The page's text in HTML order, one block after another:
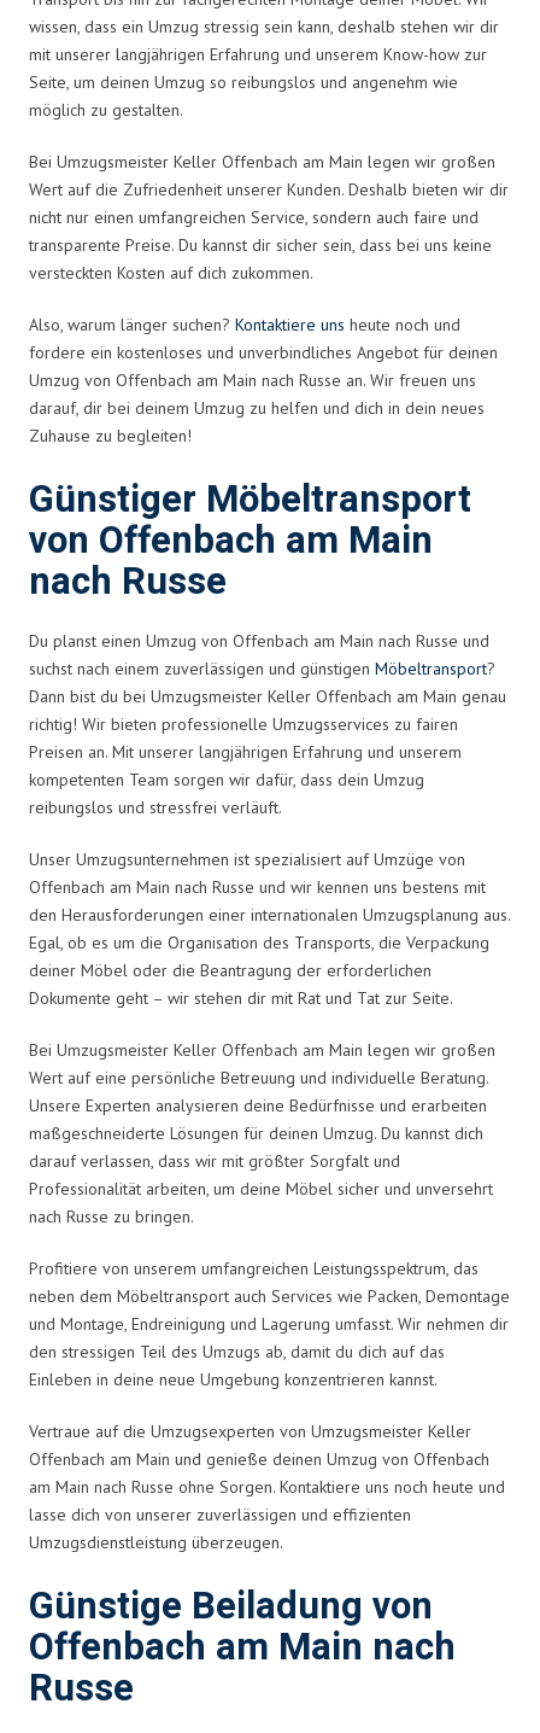
wissen, dass ein Umzug stressig sein kann, deshalb stehen wir dir
mit unserer langjährigen Erfahrung und unserem Know-how zur
Seite, um deinen Umzug so reibungslos und angenehm wie
möglich zu gestalten.
Bei Umzugsmeister Keller Offenbach am Main legen wir großen
Wert auf die Zufriedenheit unserer Kunden. Deshalb bieten wir dir
nicht nur einen umfangreichen Service, sondern auch faire und
transparente Preise. Du kannst dir sicher sein, dass bei uns keine
versteckten Kosten auf dich zukommen.
Also, warum länger suchen? Kontaktiere uns heute noch und
fordere ein kostenloses und unverbindliches Angebot für deinen
Umzug von Offenbach am Main nach Russe an. Wir freuen uns
darauf, dir bei deinem Umzug zu helfen und dich in dein neues
Zuhause zu begleiten!
Günstiger Möbeltransport
von Offenbach am Main
nach Russe
Du planst einen Umzug von Offenbach am Main nach Russe und
suchst nach einem zuverlässigen und günstigen Möbeltransport?
Dann bist du bei Umzugsmeister Keller Offenbach am Main genau
richtig! Wir bieten professionelle Umzugsservices zu fairen
Preisen an. Mit unserer langjährigen Erfahrung und unserem
kompetenten Team sorgen wir dafür, dass dein Umzug
reibungslos und stressfrei verläuft.
Unser Umzugsunternehmen ist spezialisiert auf Umzüge von
Offenbach am Main nach Russe und wir kennen uns bestens mit
den Herausforderungen einer internationalen Umzugsplanung aus.
Egal, ob es um die Organisation des Transports, die Verpackung
deiner Möbel oder die Beantragung der erforderlichen
Dokumente geht – wir stehen dir mit Rat und Tat zur Seite.
Bei Umzugsmeister Keller Offenbach am Main legen wir großen
Wert auf eine persönliche Betreuung und individuelle Beratung.
Unsere Experten analysieren deine Bedürfnisse und erarbeiten
maßgeschneiderte Lösungen für deinen Umzug. Du kannst dich
darauf verlassen, dass wir mit größter Sorgfalt und
Professionalität arbeiten, um deine Möbel sicher und unversehrt
nach Russe zu bringen.
Profitiere von unserem umfangreichen Leistungsspektrum, das
neben dem Möbeltransport auch Services wie Packen, Demontage
und Montage, Endreinigung und Lagerung umfasst. Wir nehmen dir
den stressigen Teil des Umzugs ab, damit du dich auf das
Einleben in deine neue Umgebung konzentrieren kannst.
Vertraue auf die Umzugsexperten von Umzugsmeister Keller
Offenbach am Main und genieße deinen Umzug von Offenbach
am Main nach Russe ohne Sorgen. Kontaktiere uns noch heute und
lasse dich von unserer zuverlässigen und effizienten
Umzugsdienstleistung überzeugen.
Günstige Beiladung von
Offenbach am Main nach
Russe